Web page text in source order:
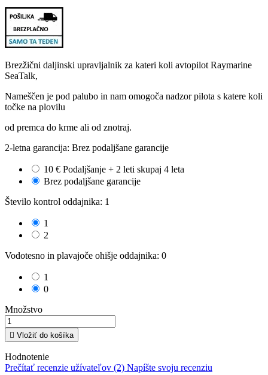
Brezžični daljinski upravljalnik za kateri koli avtopilot Raymarine
SeaTalk,
Nameščen je pod palubo in nam omogoča nadzor pilota s katere koli
točke na plovilu
od premca do krme ali od znotraj.
2-letna garancija: Brez podaljšane garancije
10 € Podaljšanje + 2 leti skupaj 4 leta
Brez podaljšane garancije
Število kontrol oddajnika: 1
1
2
Vodotesno in plavajoče ohišje oddajnika: 0
1
0
Množstvo
 Vložiť do košíka
Hodnotenie
Prečítať recenzie užívateľov (2) Napíšte svoju recenziu